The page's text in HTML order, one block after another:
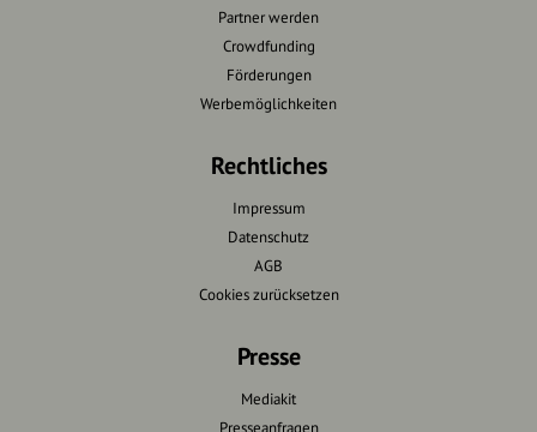
Partner werden
Crowdfunding
Förderungen
Werbemöglichkeiten
Rechtliches
Impressum
Datenschutz
AGB
Cookies zurücksetzen
Presse
Mediakit
Presseanfragen